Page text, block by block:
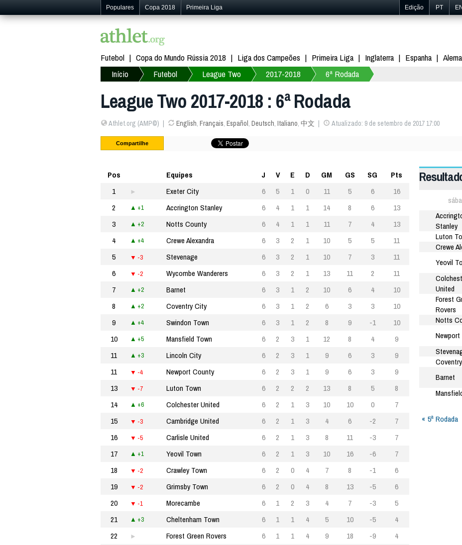
Populares Copa 2018 Primeira Liga Edição PT EN
Futebol Copa do Mundo Rússia 2018 Liga dos Campeões Primeira Liga Inglaterra Espanha
Início
Futebol League Two 2017-2018 6ª Rodada
League Two 2017-2018 : 6ª Rodada
Athlet.org (AMP©) English, Français, Español, Deutsch, Italiano, 中文 Atualizado: 9 de setembro de 2017 17:00
Compartilhe
Stanley
Luton
Crewe
Yeovil
United
Forest
Rovers
Notts
Barnet
5ª Rodada
Pos Equipes J V E D GM GS SG
Pts
1
Exeter City 6 5 1 0 11 5 6
16
2
+1 Accrington Stanley 6 4 1 1 14 8 6
13
3
+2 Notts County 6 4 1 1 11 7 4
13
4
+4 Crewe Alexandra 6 3 2 1 10 5 5
11
5
-3 Stevenage 6 3 2 1 10 7 3
11
6
-2 Wycombe Wanderers 6 3 2 1 13 11 2
11
7
+2 Barnet 6 3 1 2 10 6 4
10
8
+2 Coventry City 6 3 1 2 6 3 3
10
9
+4 Swindon Town 6 3 1 2 8 9 -1
10
10
+5 Mansfield Town 6 2 3 1 12 8 4
9
11
+3 Lincoln City 6 2 3 1 9 6 3
9
11
-4 Newport County 6 2 3 1 9 6 3
9
13
-7 Luton Town 6 2 2 2 13 8 5
8
14
+6 Colchester United 6 2 1 3 10 10 0
7
15
-3 Cambridge United 6 2 1 3 4 6 -2
7
16
-5 Carlisle United 6 2 1 3 8 11 -3
7
17
+1 Yeovil Town 6 2 1 3 10 16 -6
7
18
-2 Crawley Town 6 2 0 4 7 8 -1
6
19
-2 Grimsby Town 6 2 0 4 8 13 -5
6
20
-1 Morecambe 6 1 2 3 4 7 -3
5
21
+3 Cheltenham Town 6 1 1 4 5 10 -5
4
22
Forest Green Rovers 6 1 1 4 9 18 -9
4